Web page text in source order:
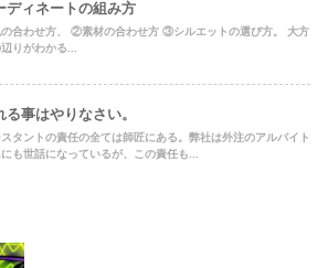
ディネートの組み方
合わせ方、 ②素材の合わせ方 ③シルエットの選び方。 大方
りがわかる...
る事はやりなさい。
スタントの責任の全ては師匠にある。弊社は外注のアルバイト
も世話になっているが、この責任も...